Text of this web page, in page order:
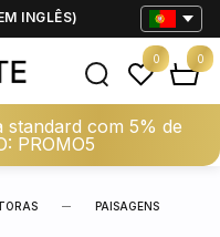
INGLÊS)
com 5% de
PROMO5
0 0
PAISAGENS